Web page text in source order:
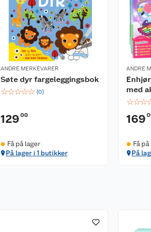
ANDRE MERKEVARER
Søte dyr fargeleggingsbok
☆☆☆☆☆ (0)
129 00
Få på lager
På lager i 1 butikker
ANDRE
med
☆☆☆
169
Få
På